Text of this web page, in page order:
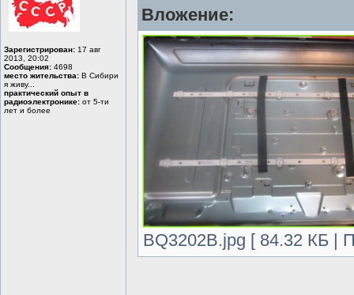
Зарегистрирован: 17 авг
2013, 20:02
Сообщения: 4698
место жительства: В Сибири
я живу...
практический опыт в
радиоэлектронике: от 5-ти
лет и более
Вложение:
BQ3202B.jpg [ 84.32 КБ |